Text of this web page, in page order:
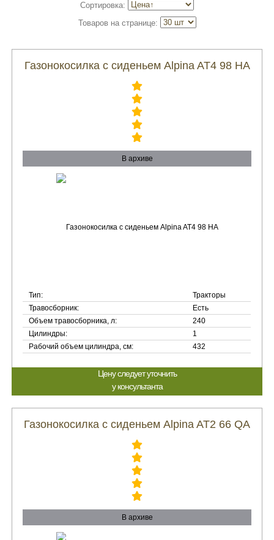
Сортировка:
Товаров на странице:
Газонокосилка с сиденьем Alpina AT4 98 HA
В архиве
Тип:
Тракторы
Травосборник:
Есть
Объем травосборника, л:
240
Цилиндры:
1
Рабочий объем цилиндра, см:
432
Цену следует уточнить
у консультанта
Газонокосилка с сиденьем Alpina AT2 66 QA
В архиве